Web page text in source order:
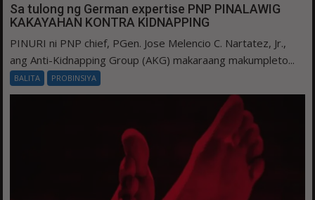
Sa tulong ng German expertise PNP PINALAWIG
KAKAYAHAN KONTRA KIDNAPPING
PINURI ni PNP chief, PGen. Jose Melencio C. Nartatez, Jr.,
ang Anti-Kidnapping Group (AKG) makaraang makumpleto...
BALITA PROBINSIYA